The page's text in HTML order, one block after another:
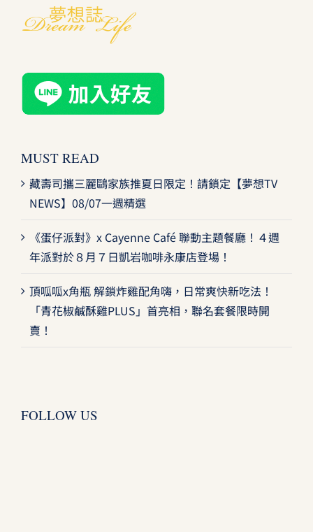
MUST READ
藏壽司攜三麗鷗家族推夏日限定！請鎖定【夢想TV
NEWS】08/07一週精選
《蛋仔派對》x Cayenne Café 聯動主題餐廳！４週
年派對於８月７日凱岩咖啡永康店登場！
頂呱呱x角瓶 解鎖炸雞配角嗨，日常爽快新吃法！
「青花椒鹹酥雞PLUS」首亮相，聯名套餐限時開
賣！
FOLLOW US